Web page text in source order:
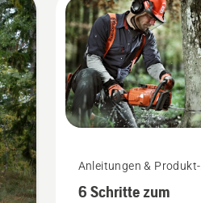
Anleitungen & Produkt-
6 Schritte zum